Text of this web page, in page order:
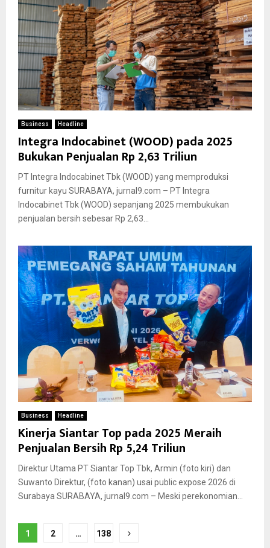
Business Headline
Integra Indocabinet (WOOD) pada 2025
Bukukan Penjualan Rp 2,63 Triliun
PT Integra Indocabinet Tbk (WOOD) yang memproduksi
furnitur kayu SURABAYA, jurnal9.com – PT Integra
Indocabinet Tbk (WOOD) sepanjang 2025 membukukan
penjualan bersih sebesar Rp 2,63...
Business Headline
Kinerja Siantar Top pada 2025 Meraih
Penjualan Bersih Rp 5,24 Triliun
Direktur Utama PT Siantar Top Tbk, Armin (foto kiri) dan
Suwanto Direktur, (foto kanan) usai public expose 2026 di
Surabaya SURABAYA, jurnal9.com – Meski perekonomian...
Posts
1 2 … 138